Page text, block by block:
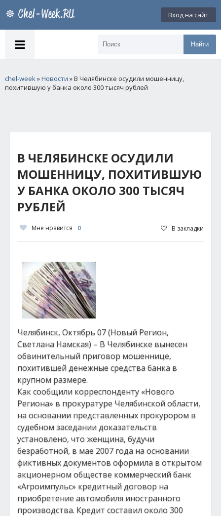
Вход на сайт
Найти
chel-week»Новости » В Челябинске осудили мошенницу,
похитившую у банка около 300 тысяч рублей
В ЧЕЛЯБИНСКЕ ОСУДИЛИ
МОШЕННИЦУ, ПОХИТИВШУЮ
У БАНКА ОКОЛО 300 ТЫСЯЧ
РУБЛЕЙ
Мне нравится 0 В закладки
Челябинск, Октябрь 07 (Новый Регион,
Светлана Намская) – В Челябинске вынесен
обвинительный приговор мошеннице,
похитившей денежные средства банка в
крупном размере.
Как сообщили корреспонденту «Нового
Региона» в прокуратуре Челябинской области,
на основании представленных прокурором в
судебном заседании доказательств
установлено, что женщина, будучи
безработной, в мае 2007 года на основании
фиктивных документов оформила в открытом
акционерном обществе коммерческий банк
«Агроимпульс» кредитный договор на
приобретение автомобиля иностранного
производства. Кредит составил около 300